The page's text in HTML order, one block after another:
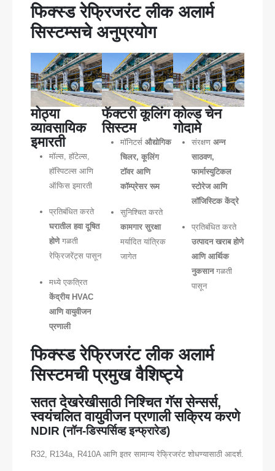
फिक्स्ड रेफ्रिजरंट लीक अलार्म
सिस्टम्सचे अनुप्रयोग
मोठ्या
व्यावसायिक
इमारती
मॉल्स, हॉटेल्स,
हॉस्पिटल्स आणि
ऑफिस इमारती
प्रतिबंधित करते
घरातील हवा दूषित
होणेगळती
रेफ्रिजरेंट्स पासून
मध्ये एकत्रित
केंद्रीय HVAC
आणि वायुवीजन
प्रणाली
फॅक्टरी कूलिंग
सिस्टम
मॉनिटर्स औद्योगिक
चिलर, कूलिंग
टॉवर आणि
कॉम्प्रेसर रूम
सुनिश्चित करते
कामगार सुरक्षा
मर्यादित यांत्रिक
जागेत
कोल्ड चेन
गोदामे
संरक्षण अन्न
साठवण,
फार्मास्युटिकल
स्टोरेज आणि
लॉजिस्टिक केंद्रे
प्रतिबंधित करते
उत्पादन खराब होणे
आणि आर्थिक
नुकसानगळती
पासून
फिक्स्ड रेफ्रिजरंट लीक अलार्म
सिस्टमची प्रमुख वैशिष्ट्ये
सतत देखरेखीसाठी निश्चित गॅस सेन्सर्स,
स्वयंचलित वायुवीजन प्रणाली सक्रिय करणे
NDIR (नॉन-डिस्पर्सिव्ह इन्फ्रारेड)
R32, R134a, R410A आणि इतर सामान्य रेफ्रिजरंट शोधण्यासाठी आदर्श.